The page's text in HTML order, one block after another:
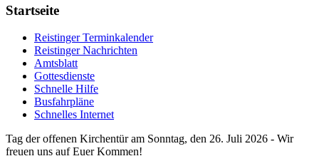
Startseite
Reistinger Terminkalender
Reistinger Nachrichten
Amtsblatt
Gottesdienste
Schnelle Hilfe
Busfahrpläne
Schnelles Internet
Tag der offenen Kirchentür am Sonntag, den 26. Juli 2026 - Wir
freuen uns auf Euer Kommen!